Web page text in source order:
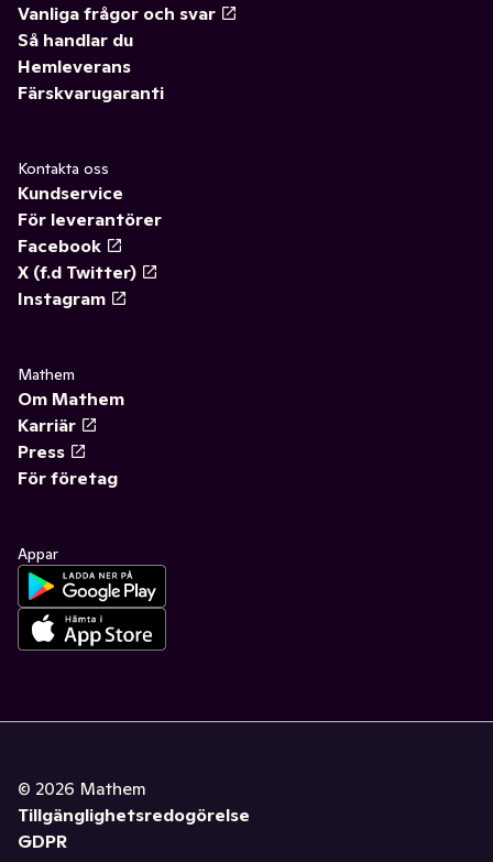
Vanliga frågor och svar
Så handlar du
Hemleverans
Färskvarugaranti
Kontakta oss
Kundservice
För leverantörer
Facebook
X (f.d Twitter)
Instagram
Mathem
Om Mathem
Karriär
Press
För företag
Appar
© 2026 Mathem
Tillgänglighetsredogörelse
GDPR